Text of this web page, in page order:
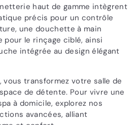
haut de gamme intègrent
précis pour un contrôle
une douchette à main
le rinçage ciblé, ainsi
intégrée au design élégant
vous transformez votre salle de
de détente. Pour vivre une
à domicile, explorez nos
avancées, alliant